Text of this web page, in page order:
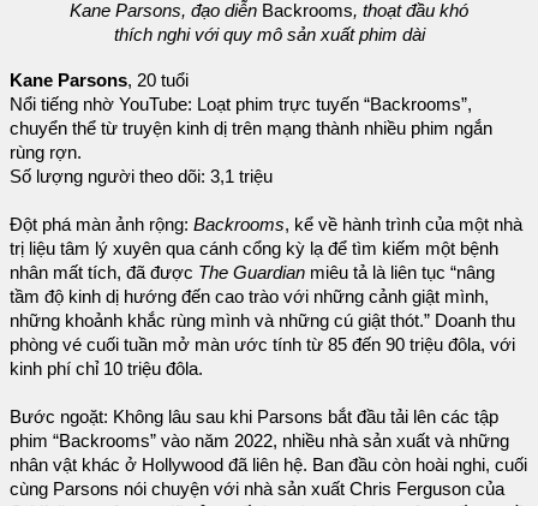
Kane Parsons, đạo diễn Backrooms, thoạt đầu khó
thích nghi với quy mô sản xuất phim dài
Kane Parsons, 20 tuổi
Nổi tiếng nhờ YouTube: Loạt phim trực tuyến “Backrooms”,
chuyển thể từ truyện kinh dị trên mạng thành nhiều phim ngắn
rùng rợn.
Số lượng người theo dõi: 3,1 triệu
Đột phá màn ảnh rộng: Backrooms, kể về hành trình của một nhà
trị liệu tâm lý xuyên qua cánh cổng kỳ lạ để tìm kiếm một bệnh
nhân mất tích, đã được The Guardian miêu tả là liên tục “nâng
tầm độ kinh dị hướng đến cao trào với những cảnh giật mình,
những khoảnh khắc rùng mình và những cú giật thót.” Doanh thu
phòng vé cuối tuần mở màn ước tính từ 85 đến 90 triệu đôla, với
kinh phí chỉ 10 triệu đôla.
Bước ngoặt: Không lâu sau khi Parsons bắt đầu tải lên các tập
phim “Backrooms” vào năm 2022, nhiều nhà sản xuất và những
nhân vật khác ở Hollywood đã liên hệ. Ban đầu còn hoài nghi, cuối
cùng Parsons nói chuyện với nhà sản xuất Chris Ferguson của